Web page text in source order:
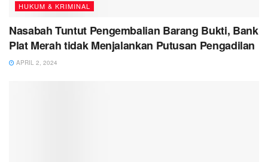
HUKUM & KRIMINAL
Nasabah Tuntut Pengembalian Barang Bukti, Bank
Plat Merah tidak Menjalankan Putusan Pengadilan
APRIL 2, 2024